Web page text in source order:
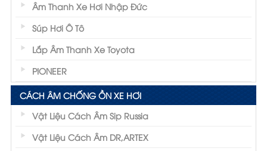
Âm Thanh Xe Hơi Nhập Đức
Súp Hơi Ô Tô
Lắp Âm Thanh Xe Toyota
PIONEER
CÁCH ÂM CHỐNG ỒN XE HƠI
Vật Liệu Cách Âm Sip Russia
Vật Liệu Cách Âm DR,ARTEX